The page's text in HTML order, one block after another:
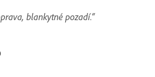
blankytné pozadí.“